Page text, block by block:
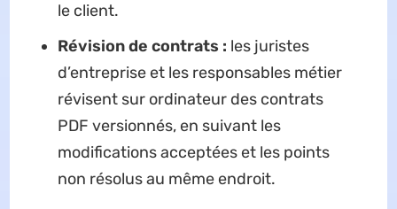
le client.
Révision de contrats : les juristes
d’entreprise et les responsables métier
révisent sur ordinateur des contrats
PDF versionnés, en suivant les
modifications acceptées et les points
non résolus au même endroit.